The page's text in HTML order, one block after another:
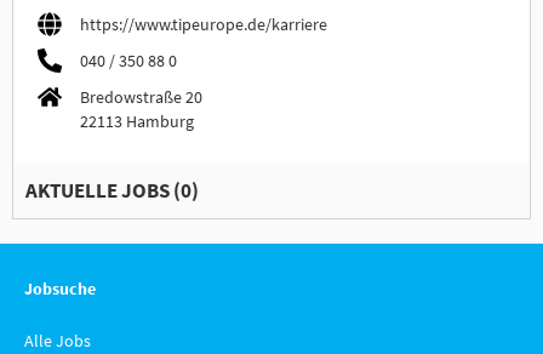
https://www.tipeurope.de/karriere
040 / 350 88 0
Bredowstraße 20
22113 Hamburg
AKTUELLE JOBS (0)
Jobsuche
Alle Jobs